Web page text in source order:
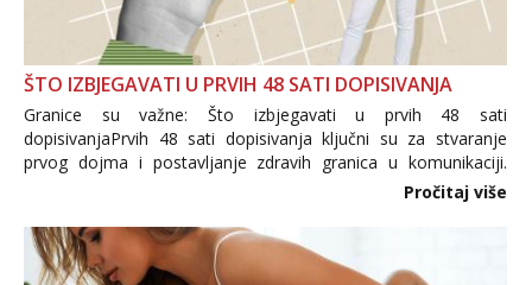
ŠTO IZBJEGAVATI U PRVIH 48 SATI DOPISIVANJA
Granice su važne: Što izbjegavati u prvih 48 sati
dopisivanjaPrvih 48 sati dopisivanja ključni su za stvaranje
prvog dojma i postavljanje zdravih granica u komunikaciji.
Važno je izbjeći prebrzo otkrivanje osobnih ili intimnih
informacija, jer nepoznata osoba još nije zaslužila to
povjerenje. Takođe...
Pročitaj više